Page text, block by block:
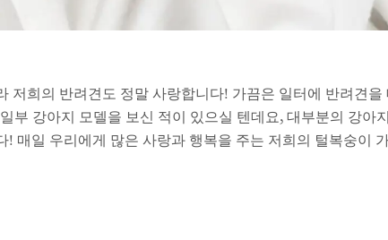
저희의 반려견도 정말 사랑합니다! 가끔은 일터에 반려견을
부 강아지 모델을 보신 적이 있으실 텐데요, 대부분의 강아
! 매일 우리에게 많은 사랑과 행복을 주는 저희의 털복숭이